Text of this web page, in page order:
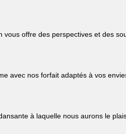
offre des perspectives et des
avec nos forfait adaptés à vos envies
à laquelle nous aurons le